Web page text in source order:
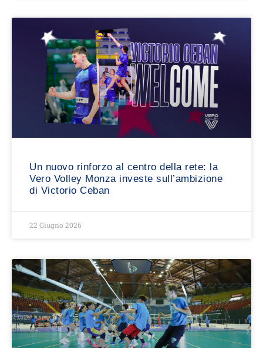
Un nuovo rinforzo al centro della rete: la
Vero Volley Monza investe sull’ambizione
di Victorio Ceban
22 Giugno 2026